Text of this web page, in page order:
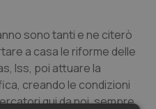
sono tanti e ne citerò
a casa le riforme delle
Iss, poi attuare la
creando le condizioni
qui da noi, sempre